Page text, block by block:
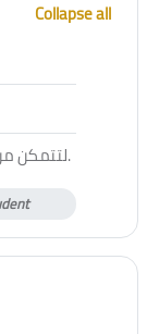
Collapse all
لتتمكن.